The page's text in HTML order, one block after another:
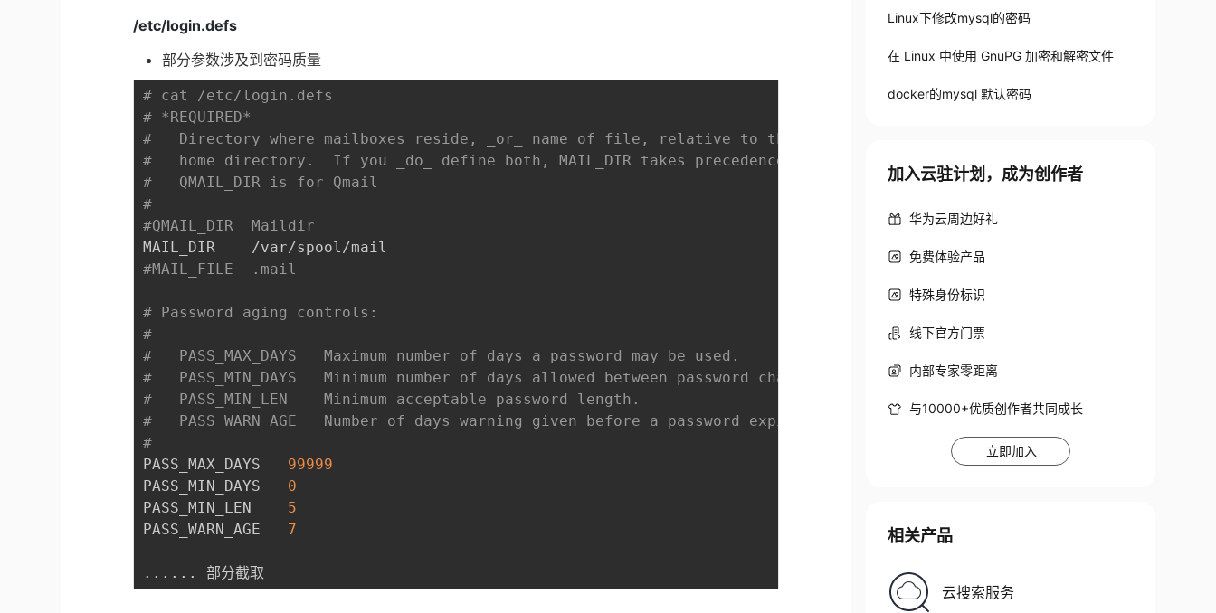
/etc/login.defs
部分参数涉及到密码质量
# cat /etc/login.defs
# *REQUIRED*
#   Directory where mailboxes reside, _or_ name of file, relative to the
#   home directory.  If you _do_ define both, MAIL_DIR takes precedence.
#   QMAIL_DIR is for Qmail
#
#QMAIL_DIR	Maildir
#MAIL_FILE	.mail
# Password aging controls:
#
#	PASS_MAX_DAYS	Maximum number of days a password may be used.
#	PASS_MIN_DAYS	Minimum number of days allowed between password changes.
#	PASS_MIN_LEN	Minimum acceptable password length.
#	PASS_WARN_AGE	Number of days warning given before a password expires.
#
PASS_MAX_DAYS 99999
0
5
7
.. .. ..
Linux下修改mysql的密码
在 Linux 中使用 GnuPG 加密和解密文件
docker的mysql 默认密码
加入云驻计划，成为创作者
华为云周边好礼
免费体验产品
特殊身份标识
线下官方门票
内部专家零距离
与10000+优质创作者共同成长
立即加入
相关产品
云搜索服务